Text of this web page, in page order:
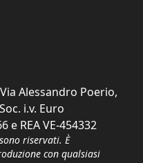
Alessandro Poerio,
i.v. Euro
e REA VE-454332
riservati. È
con qualsiasi